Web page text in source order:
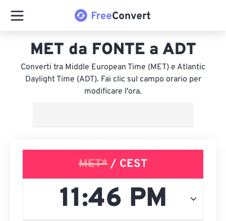
MET da FONTE a ADT
Converti tra Middle European Time (MET) e Atlantic
Daylight Time (ADT). Fai clic sul campo orario per
modificare l'ora.
MET* / CEST